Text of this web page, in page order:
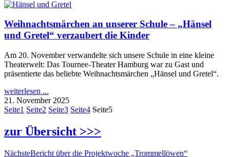
Weihnachtsmärchen an unserer Schule – „Hänsel
und Gretel“ verzaubert die Kinder
Am 20. November verwandelte sich unsere Schule in eine kleine
Theaterwelt: Das Tournee-Theater Hamburg war zu Gast und
präsentierte das beliebte Weihnachtsmärchen „Hänsel und Gretel“.
weiterlesen ...
21. November 2025
Seite1 Seite2 Seite3 Seite4 Seite5
zur Übersicht >>>
NächsteBericht über die Projektwoche „Trommellöwen“